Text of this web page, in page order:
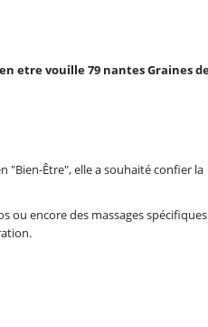
"Bien-Être", elle a souhaité confier la
ou encore des massages spécifiques